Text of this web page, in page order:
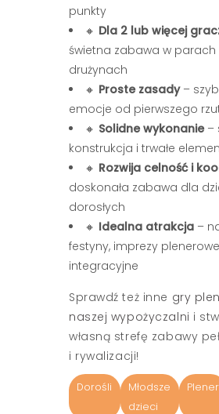
punkty
🔸 Dla 2 lub więcej
świetna zabawa w parach
drużynach
🔸 Proste zasady–
emocje od pierwszego
🔸 Solidne wykonanie–
konstrukcja i trwałe
🔸 Rozwija celność i
doskonała zabawa dla
dorosłych
🔸 Idealna atrakcja –
festyny, imprezy
integracyjne
Sprawdź też inne gry
naszej wypożyczalni i
własną strefę zabawy
i rywalizacji!
Dorośli
Młodsze
dzieci
Plener